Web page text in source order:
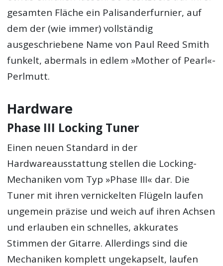
gesamten Fläche ein Palisanderfurnier, auf
dem der (wie immer) vollständig
ausgeschriebene Name von Paul Reed Smith
funkelt, abermals in edlem »Mother of Pearl«-
Perlmutt.
Hardware
Phase III Locking Tuner
Einen neuen Standard in der
Hardwareausstattung stellen die Locking-
Mechaniken vom Typ »Phase III« dar. Die
Tuner mit ihren vernickelten Flügeln laufen
ungemein präzise und weich auf ihren Achsen
und erlauben ein schnelles, akkurates
Stimmen der Gitarre. Allerdings sind die
Mechaniken komplett ungekapselt, laufen